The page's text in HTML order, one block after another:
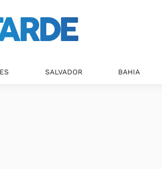
SALVADOR BAHIA